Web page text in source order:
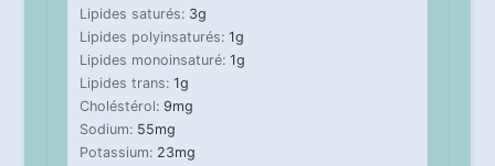
Lipides saturés: 3g
Lipides polyinsaturés: 1g
Lipides monoinsaturé: 1g
Lipides trans: 1g
Choléstérol: 9mg
Sodium: 55mg
Potassium: 23mg